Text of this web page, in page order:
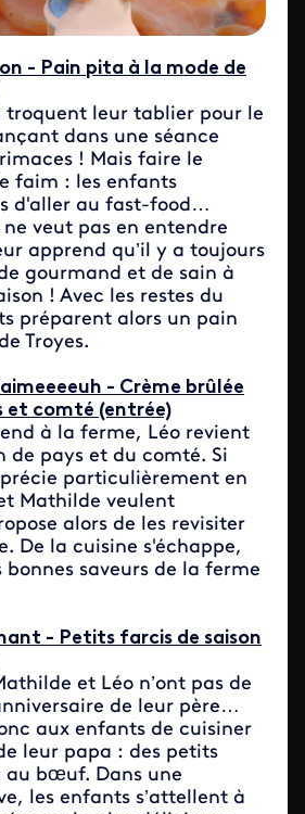
- Pain pita à la mode de
troquent leur tablier pour le
dans une séance
! Mais faire le
faim : les enfants
d'aller au fast-food…
veut pas en entendre
apprend qu’il y a toujours
gourmand et de sain à
! Avec les restes du
préparent alors un pain
Troyes.
- Crème brûlée
et comté (entrée)
à la ferme, Léo revient
de pays et du comté. Si
particulièrement en
Mathilde veulent
alors de les revisiter
De la cuisine s'échappe,
bonnes saveurs de la ferme
- Petits farcis de saison
et Léo n’ont pas de
de leur père…
aux enfants de cuisiner
leur papa : des petits
au bœuf. Dans une
les enfants s’attellent à